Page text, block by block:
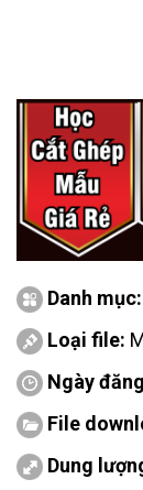
Danh mục:
Loại file:
Ngày
File
Dung